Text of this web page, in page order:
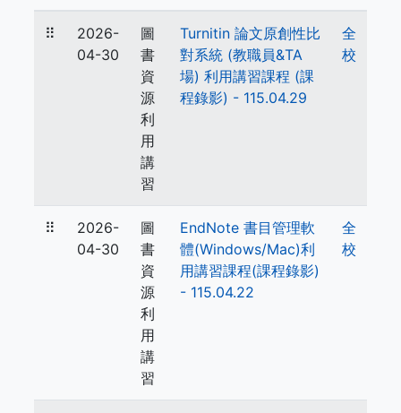
⠿
2026-
04-30
圖
書
資
源
利
用
講
習
Turnitin 論文原創性比
對系統 (教職員&TA
場) 利用講習課程 (課
程錄影) - 115.04.29
全
校
⠿
2026-
04-30
圖
書
資
源
利
用
講
習
EndNote 書目管理軟
體(Windows/Mac)利
用講習課程(課程錄影)
- 115.04.22
全
校